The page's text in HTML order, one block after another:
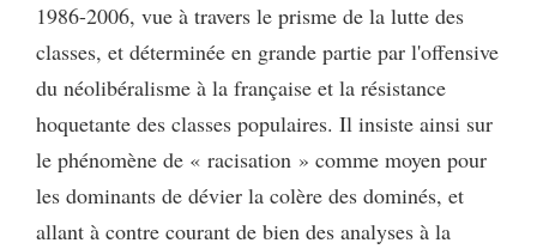
1986-2006, vue à travers le prisme de la lutte des
classes, et déterminée en grande partie par l'offensive
du néolibéralisme à la française et la résistance
hoquetante des classes populaires. Il insiste ainsi sur
le phénomène de « racisation » comme moyen pour
les dominants de dévier la colère des dominés, et
allant à contre courant de bien des analyses à la